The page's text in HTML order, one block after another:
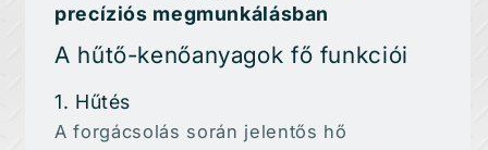
precíziós megmunkálásban
A hűtő-kenőanyagok fő funkciói
1. Hűtés
A forgácsolás során jelentős hő